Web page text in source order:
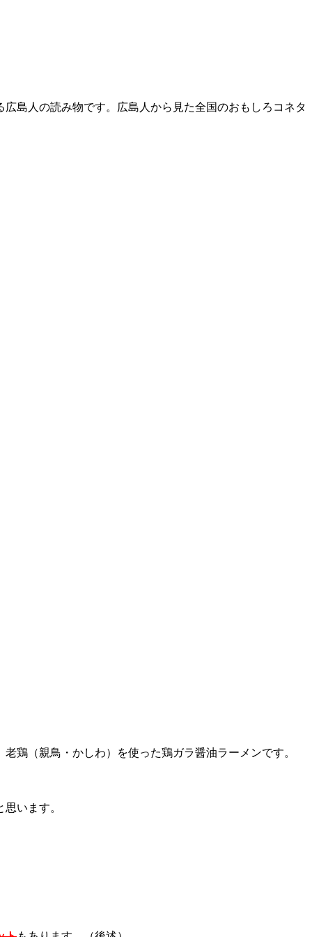
島人の読み物です。広島人から見た全国のおもしろコネタ
老鶏（親鳥・かしわ）を使った鶏ガラ醤油ラーメンです。
います。